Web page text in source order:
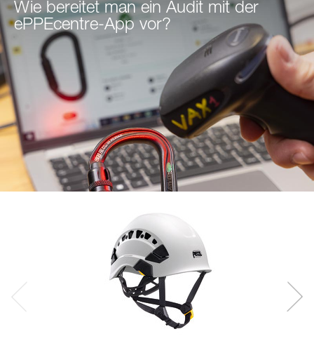
Wie bereitet man ein Audit mit der
ePPEcentre-App vor?